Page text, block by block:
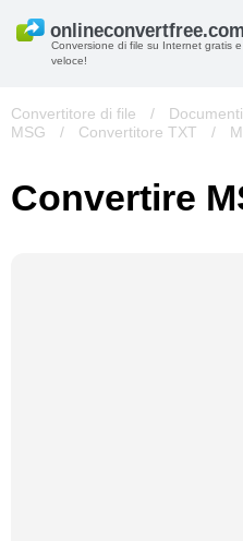
Conversione di file su Internet gratis e
veloce!
Convertitore di file / Documenti
MSG
/ Convertitore TXT /
Convertire